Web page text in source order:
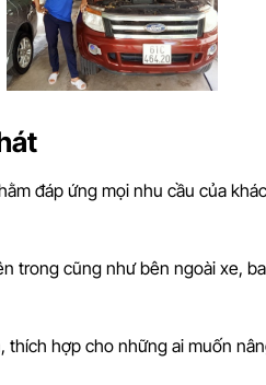
đáp ứng mọi nhu cầu của
trong cũng như bên ngoài xe,
hợp cho những ai muốn